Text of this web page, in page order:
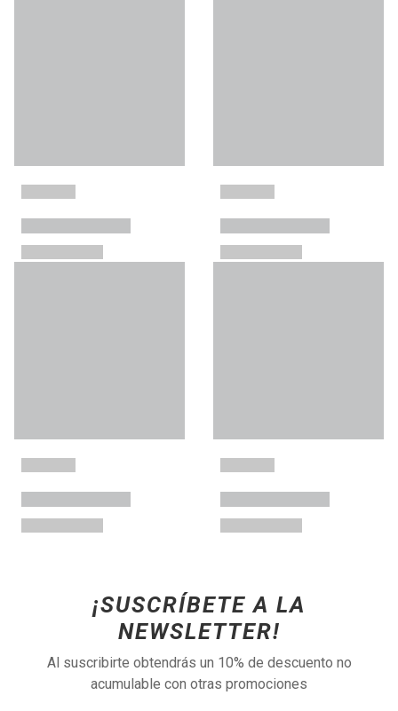
¡SUSCRÍBETE A LA
NEWSLETTER!
Al suscribirte obtendrás un 10% de descuento no
acumulable con otras promociones